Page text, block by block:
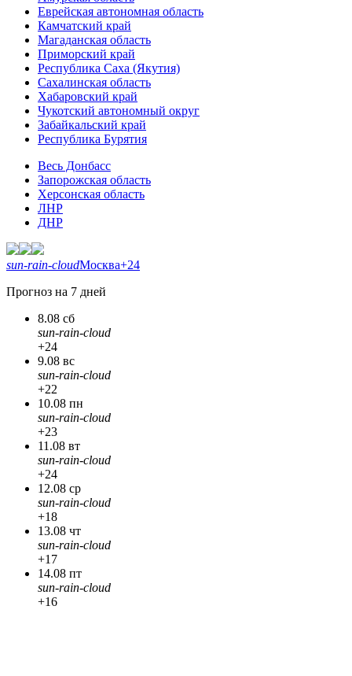
Еврейская автономная область
Камчатский край
Магаданская область
Приморский край
Республика Саха (Якутия)
Сахалинская область
Хабаровский край
Чукотский автономный округ
Забайкальский край
Республика Бурятия
Весь Донбасс
Запорожская область
Херсонская область
ЛНР
ДНР
sun-rain-cloudМосква+24
Прогноз на 7 дней
8.08 сб
sun-rain-cloud
+24
9.08 вс
sun-rain-cloud
+22
10.08 пн
sun-rain-cloud
+23
11.08 вт
sun-rain-cloud
+24
12.08 ср
sun-rain-cloud
+18
13.08 чт
sun-rain-cloud
+17
14.08 пт
sun-rain-cloud
+16